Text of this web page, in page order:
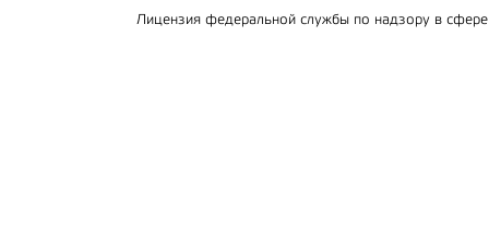
Лицензия федеральной службы по надзору в